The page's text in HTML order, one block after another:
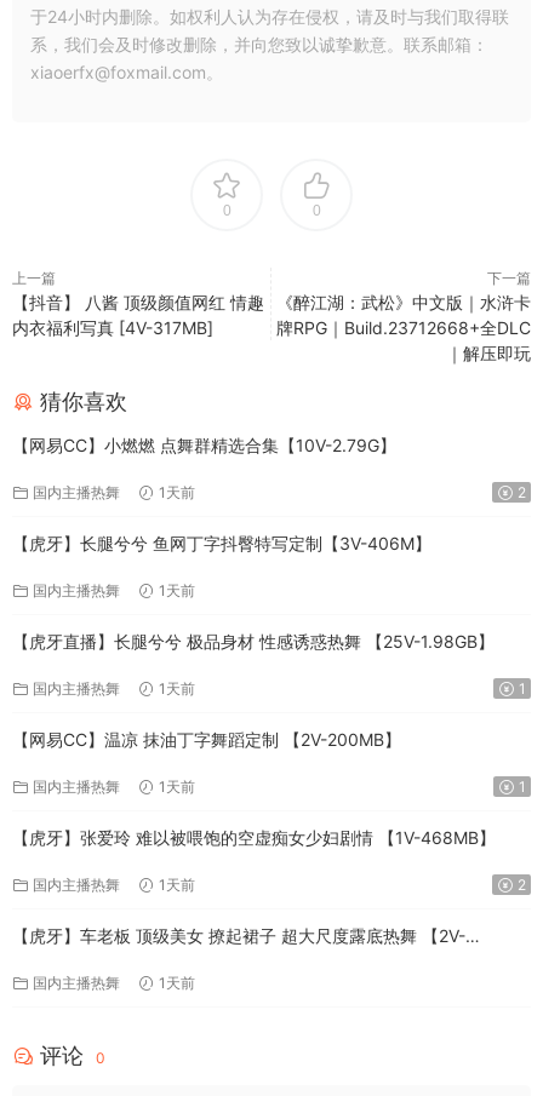
于24小时内删除。如权利人认为存在侵权，请及时与我们取得联
系，我们会及时修改删除，并向您致以诚挚歉意。联系邮箱：
xiaoerfx@foxmail.com。
0 0
上一篇
【抖音】 八酱 顶级颜值网红 情趣
内衣福利写真 [4V-317MB]
下一篇
《醉江湖：武松》中文版｜水浒卡
牌RPG｜Build.23712668+全DLC
｜解压即玩
猜你喜欢
【网易CC】小燃燃 点舞群精选合集【10V-2.79G】
国内主播热舞 1天前 2
【虎牙】长腿兮兮 鱼网丁字抖臀特写定制【3V-406M】
国内主播热舞 1天前
【虎牙直播】长腿兮兮 极品身材 性感诱惑热舞 【25V-1.98GB】
国内主播热舞 1天前 1
【网易CC】温凉 抹油丁字舞蹈定制 【2V-200MB】
国内主播热舞 1天前 1
【虎牙】张爱玲 难以被喂饱的空虚痴女少妇剧情 【1V-468MB】
国内主播热舞 1天前 2
【虎牙】车老板 顶级美女 撩起裙子 超大尺度露底热舞 【2V-
国内主播热舞 1天前
评论 0